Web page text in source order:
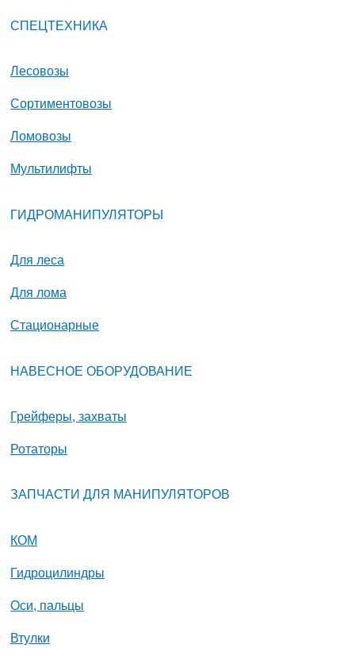
СПЕЦТЕХНИКА
Лесовозы
Сортиментовозы
Ломовозы
Мультилифты
ГИДРОМАНИПУЛЯТОРЫ
Для леса
Для лома
Стационарные
НАВЕСНОЕ ОБОРУДОВАНИЕ
Грейферы, захваты
Ротаторы
ЗАПЧАСТИ ДЛЯ МАНИПУЛЯТОРОВ
КОМ
Гидроцилиндры
Оси, пальцы
Втулки